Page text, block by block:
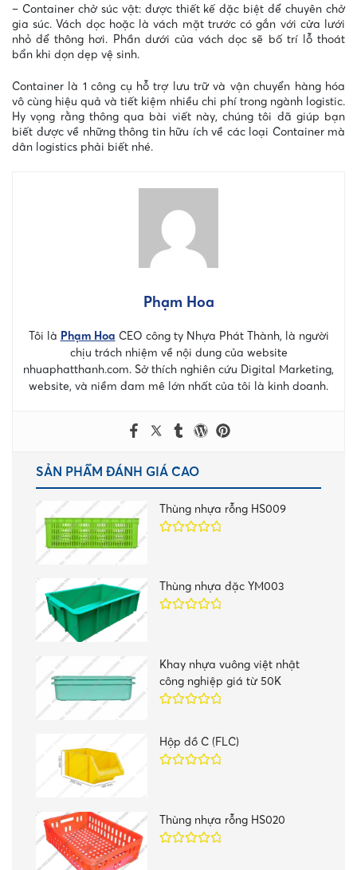
– Container chở súc vật: được thiết kế đặc biệt để chuyên chở
gia súc. Vách dọc hoặc là vách mặt trước có gắn với cửa lưới
nhỏ để thông hơi. Phần dưới của vách dọc sẽ bố trí lỗ thoát
bẩn khi dọn dẹp vệ sinh.
Container là 1 công cụ hỗ trợ lưu trữ và vận chuyển hàng hóa
vô cùng hiệu quả và tiết kiệm nhiều chi phí trong ngành logistic.
Hy vọng rằng thông qua bài viết này, chúng tôi đã giúp bạn
biết được về những thông tin hữu ích về các loại Container mà
dân logistics phải biết nhé.
Phạm Hoa
Tôi là Phạm Hoa CEO công ty Nhựa Phát Thành, là người
chịu trách nhiệm về nội dung của website
nhuaphatthanh.com. Sở thích nghiên cứu Digital Marketing,
website, và niềm đam mê lớn nhất của tôi là kinh doanh.
SẢN PHẨM ĐÁNH GIÁ CAO
Thùng nhựa rỗng HS009
Thùng nhựa đặc YM003
Khay nhựa vuông việt nhật
công nghiệp giá từ 50K
sao
Hộp đồ C (FLC)
Thùng nhựa rỗng HS020